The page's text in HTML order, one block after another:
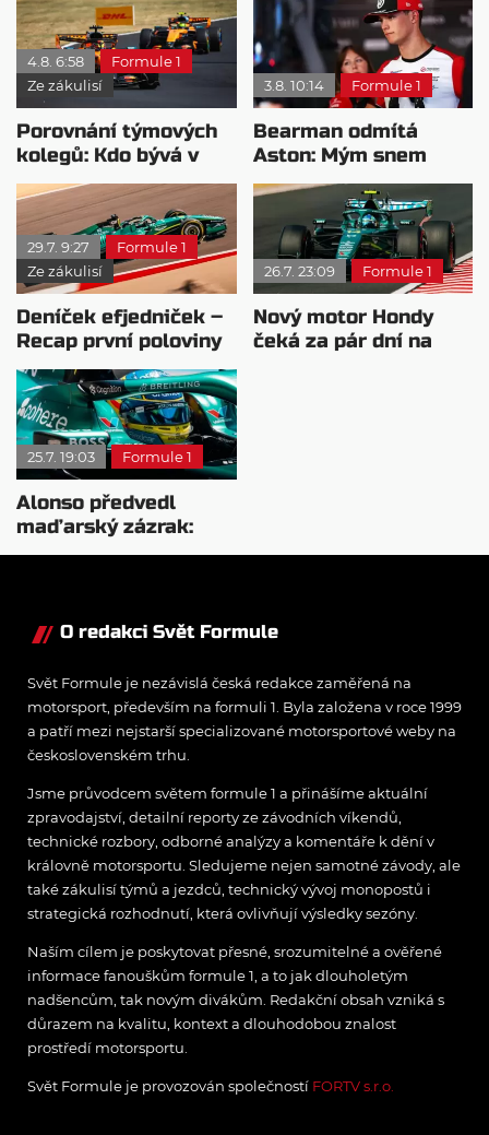
4.8. 6:58
Formule 1
Ze zákulisí
Porovnání týmových
kolegů: Kdo bývá v
sobotu nejrychlejší?
3.8. 10:14 Formule 1
Bearman odmítá
Aston: Mým snem
zůstává Ferrari
29.7. 9:27
Formule 1
Ze zákulisí
Deníček efjedniček –
Recap první poloviny
sezóny 2026
26.7. 23:09 Formule 1
Nový motor Hondy
čeká za pár dní na
25.7. 19:03 Formule 1
Alonso předvedl
maďarský zázrak:
Dostal svůj traktor do
O redakci Svět Formule
Svět Formule je nezávislá česká redakce zaměřená na
motorsport, především na formuli 1. Byla založena v roce 1999
a patří mezi nejstarší specializované motorsportové weby na
československém trhu.
Jsme průvodcem světem formule 1 a přinášíme aktuální
zpravodajství, detailní reporty ze závodních víkendů,
technické rozbory, odborné analýzy a komentáře k dění v
královně motorsportu. Sledujeme nejen samotné závody, ale
také zákulisí týmů a jezdců, technický vývoj monopostů i
strategická rozhodnutí, která ovlivňují výsledky sezóny.
Naším cílem je poskytovat přesné, srozumitelné a ověřené
informace fanouškům formule 1, a to jak dlouholetým
nadšencům, tak novým divákům. Redakční obsah vzniká s
důrazem na kvalitu, kontext a dlouhodobou znalost
prostředí motorsportu.
Svět Formule je provozován společností FORTV s.r.o.